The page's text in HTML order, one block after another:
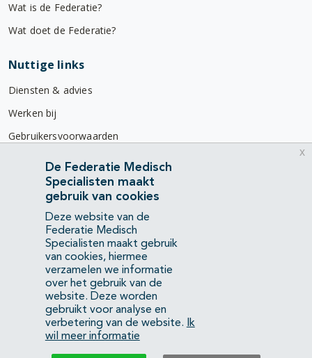
Wat is de Federatie?
Wat doet de Federatie?
Nuttige links
Diensten & advies
Werken bij
Gebruikersvoorwaarden
Privacyverklaring
Contact
Mercatorlaan 1200
3528 BL Utrecht
(088) 505 34 34
info@richtlijnendatabase.nl
YouTubeLinkedIn
De Federatie Medisch
Specialisten maakt
gebruik van cookies
Deze website van de
Federatie Medisch
Specialisten maakt gebruik
van cookies, hiermee
verzamelen we informatie
over het gebruik van de
website. Deze worden
gebruikt voor analyse en
verbetering van de website.
Ik
wil meer informatie
x